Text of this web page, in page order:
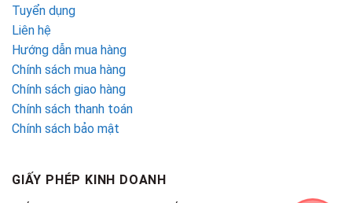
Tuyển dụng
Liên hệ
Hướng dẫn mua hàng
Chính sách mua hàng
Chính sách giao hàng
Chính sách thanh toán
Chính sách bảo mật
GIẤY PHÉP KINH DOANH